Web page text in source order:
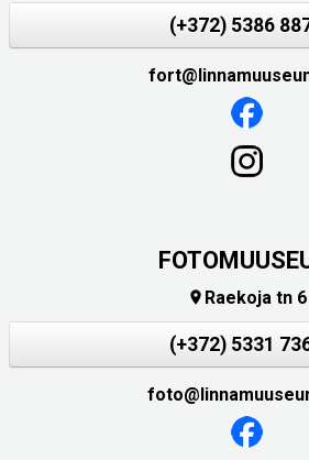
(+372) 5386
 Raekoja tn 6
(+372) 5331